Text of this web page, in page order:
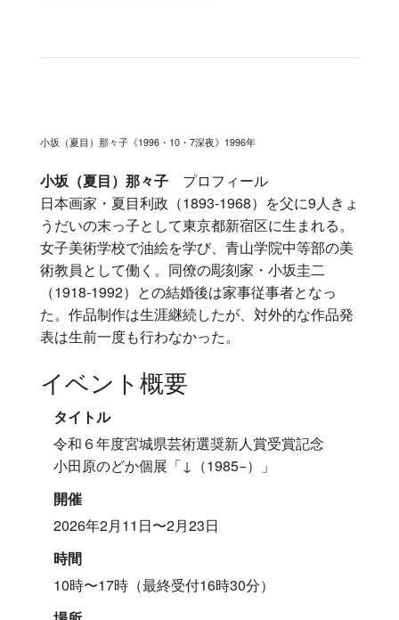
小坂（夏目）那々子《1996・10・7深夜》1996年
小坂（夏目）那々子 プロフィール
日本画家・夏目利政（1893-1968）を父に9人きょ
うだいの末っ子として東京都新宿区に生まれる。
女子美術学校で油絵を学び、青山学院中等部の美
術教員として働く。同僚の彫刻家・小坂圭二
（1918-1992）との結婚後は家事従事者となっ
た。作品制作は生涯継続したが、対外的な作品発
表は生前一度も行わなかった。
イベント概要
タイトル
令和６年度宮城県芸術選奨新人賞受賞記念
小田原のどか個展「↓（1985−）」
開催
2026年2月11日〜2月23日
時間
10時〜17時（最終受付16時30分）